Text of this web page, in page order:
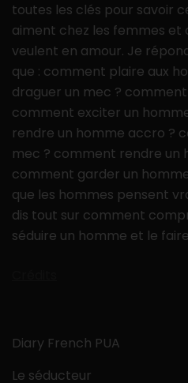
toutes les clés pour savoir
aiment chez les femmes et
veulent en amour. Je
que : comment plaire aux
draguer un mec ?
comment exciter un
rendre un homme accro ?
mec ? comment rendre un
comment garder un
que les hommes pensent
dis tout sur comment
séduire un homme et le
Diary French PUA
Le séducteur